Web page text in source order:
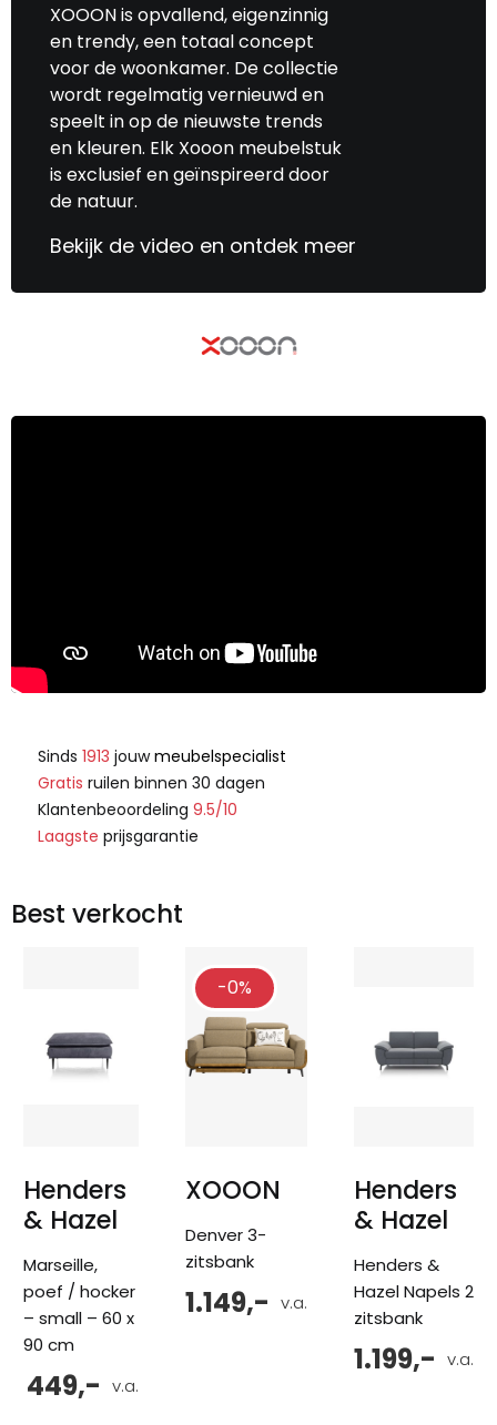
XOOON is opvallend, eigenzinnig
en trendy, een totaal concept
voor de woonkamer. De collectie
wordt regelmatig vernieuwd en
speelt in op de nieuwste trends
en kleuren. Elk Xooon meubelstuk
is exclusief en geïnspireerd door
de natuur.
Bekijk de video en ontdek meer
Sinds 1913 jouwmeubelspecialist
Gratis ruilen binnen 30 dagen
Klantenbeoordeling 9.5/10
Laagste prijsgarantie
Best verkocht
Henders
& Hazel
Marseille,
poef / hocker
– small – 60 x
90 cm
v.a.
449,-
-0%
XOOON
Denver 3-
zitsbank
v.a.
1.149,-
Henders
& Hazel
Henders &
Hazel Napels 2
zitsbank
v.a.
1.199,-